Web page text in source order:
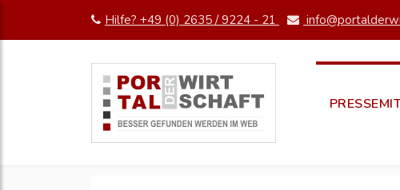
Hilfe? +49 (0) 2635 / 9224 - 21